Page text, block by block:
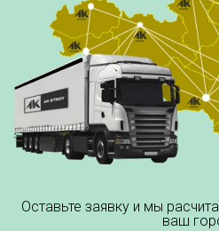
Оставьте заявку и мы
ваш